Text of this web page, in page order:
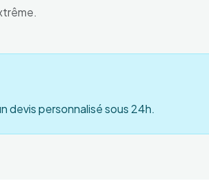
devis personnalisé sous 24h.